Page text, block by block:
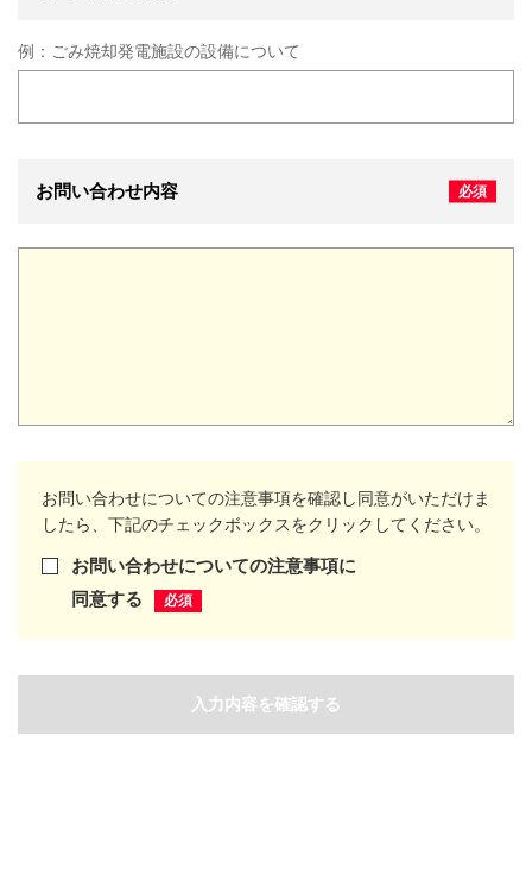
例： ごみ焼却発電施設の設備について
お問い合わせ内容
お問い合わせについての注意事項を確認し同意がいただけま
したら、下記のチェックボックスをクリックしてください。
お問い合わせについての注意事項に
同意する
入力内容を確認する